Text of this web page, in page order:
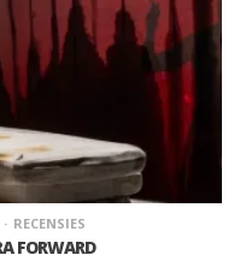
RECENSIES
FORWARD